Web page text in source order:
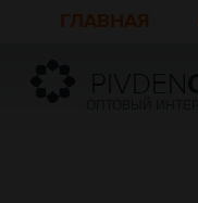
ГЛАВНАЯ